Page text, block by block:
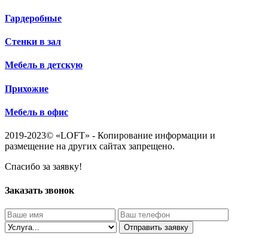
Гардеробные
Стенки в зал
Мебель в детскую
Прихожие
Мебель в офис
2019-2023© «LOFT» - Копирование информации и
размещение на других сайтах запрещено.
Спасибо за заявку!
Заказать звонок
Отправить заявку